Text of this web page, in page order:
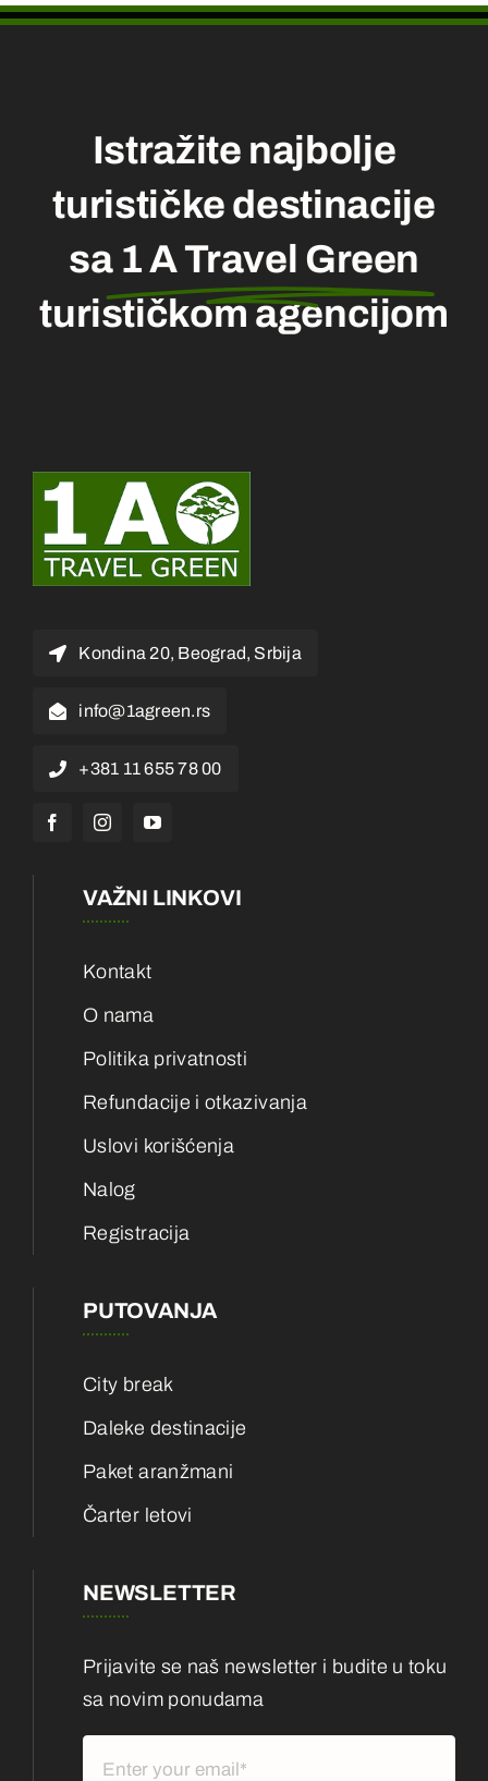
Istražite najbolje
turističke destinacije
sa 1 A Travel Green
turističkom agencijom
Kondina 20, Beograd, Srbija
info@1agreen.rs
+381 11 655 78 00
VAŽNI LINKOVI
Kontakt
O nama
Politika privatnosti
Refundacije i otkazivanja
Uslovi korišćenja
Nalog
Registracija
PUTOVANJA
City break
Daleke destinacije
Paket aranžmani
Čarter letovi
NEWSLETTER
Prijavite se naš newsletter i budite u toku
sa novim ponudama